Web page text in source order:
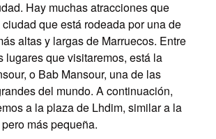
Hay muchas atracciones que
que está rodeada por una de
altas y largas de Marruecos. Entre
lugares que visitaremos, está la
o Bab Mansour, una de las
del mundo. A continuación,
a la plaza de Lhdim, similar a la
más pequeña.